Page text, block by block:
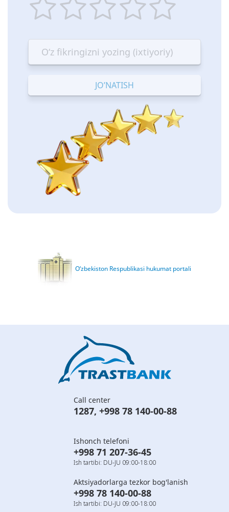
star
Terrible
stars
—
Bad
stars
—
OK
stars
—
Good
stars
—
Excellent
O‘zbekiston Respublikasi hukumat portali
Call center
1287, +998 78 140-00-88
Ishonch telefoni
+998 71 207-36-45
Ish tartibi: DU-JU 09:00-18:00
Aktsiyadorlarga tezkor bog'lanish
+998 78 140-00-88
Ish tartibi: DU-JU 09:00-18:00